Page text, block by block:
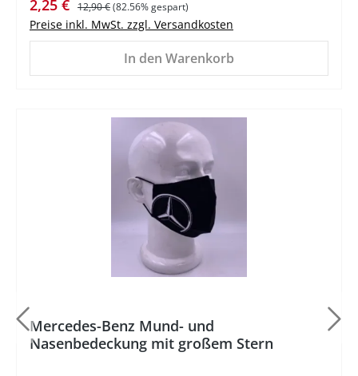
Verkaufspreis:
2,25 € 12,90 €(82.56% gespart)
Preise inkl. MwSt. zzgl. Versandkosten
In den Warenkorb
Mercedes-Benz Mund- und
Nasenbedeckung mit großem Stern